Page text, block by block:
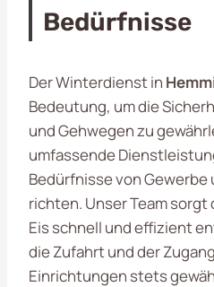
Bedürfnisse
Der Winterdienst in
Bedeutung, um die
und Gehwegen zu
umfassende
Bedürfnisse von Gewerbe
richten. Unser Team sorgt
Eis schnell und effizient
die Zufahrt und der
Einrichtungen stets